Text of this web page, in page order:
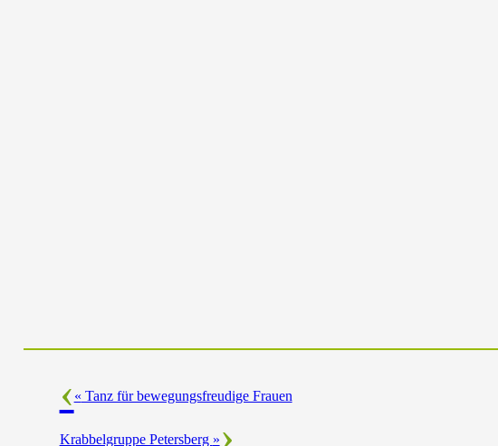
« Tanz für bewegungsfreudige Frauen
Krabbelgruppe Petersberg »